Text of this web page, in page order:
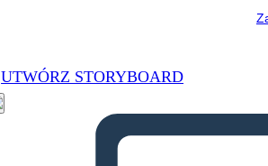
UTWÓRZ STORYBOARD